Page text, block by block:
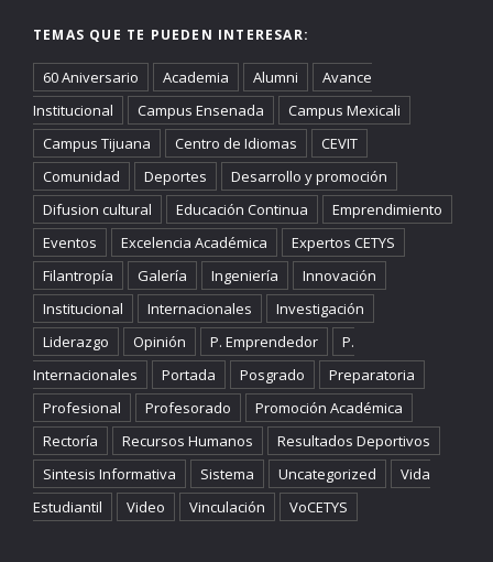
TEMAS QUE TE PUEDEN INTERESAR:
60 Aniversario Academia Alumni
Avance
Institucional
Campus Ensenada
Campus Mexicali
Campus Tijuana
Centro de Idiomas
CEVIT
Comunidad
Deportes
Desarrollo y promoción
Difusion cultural
Educación Continua
Emprendimiento
Eventos
Excelencia Académica
Expertos CETYS
Filantropía
Galería Ingeniería
Innovación
Institucional
Internacionales
Investigación
Liderazgo
Opinión P. Emprendedor
P.
Internacionales
Portada Posgrado
Preparatoria
Profesional
Profesorado
Promoción Académica
Rectoría
Recursos Humanos
Resultados Deportivos
Sintesis Informativa
Sistema Uncategorized
Vida
Estudiantil
Video Vinculación VoCETYS